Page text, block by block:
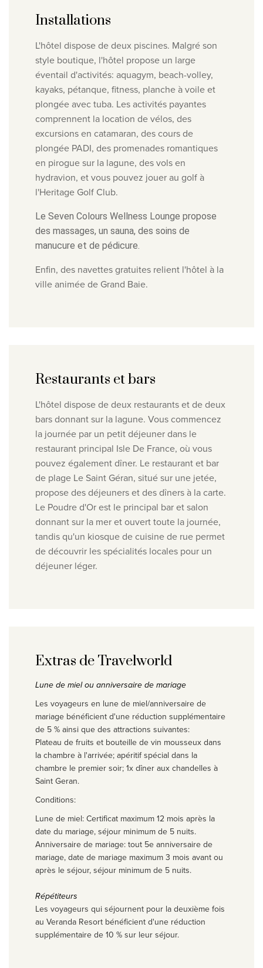
Installations
L'hôtel dispose de deux piscines. Malgré son
style boutique, l'hôtel propose un large
éventail d'activités: aquagym, beach-volley,
kayaks, pétanque, fitness, planche à voile et
plongée avec tuba. Les activités payantes
comprennent la location de vélos, des
excursions en catamaran, des cours de
plongée PADI, des promenades romantiques
en pirogue sur la lagune, des vols en
hydravion, et vous pouvez jouer au golf à
l'Heritage Golf Club.
Le Seven Colours Wellness Lounge propose
des massages, un sauna, des soins de
manucure et de pédicure.
Enfin, des navettes gratuites relient l'hôtel à la
ville animée de Grand Baie.
Restaurants et bars
L'hôtel dispose de deux restaurants et de deux
bars donnant sur la lagune. Vous commencez
la journée par un petit déjeuner dans le
restaurant principal Isle De France, où vous
pouvez également dîner. Le restaurant et bar
de plage Le Saint Géran, situé sur une jetée,
propose des déjeuners et des dîners à la carte.
Le Poudre d'Or est le principal bar et salon
donnant sur la mer et ouvert toute la journée,
tandis qu'un kiosque de cuisine de rue permet
de découvrir les spécialités locales pour un
déjeuner léger.
Extras de Travelworld
Lune de miel ou anniversaire de mariage
Les voyageurs en lune de miel/anniversaire de
mariage bénéficient d'une réduction supplémentaire
de 5 % ainsi que des attractions suivantes:
Plateau de fruits et bouteille de vin mousseux dans
la chambre à l'arrivée; apéritif spécial dans la
chambre le premier soir; 1x dîner aux chandelles à
Saint Geran.
Conditions:
Lune de miel: Certificat maximum 12 mois après la
date du mariage, séjour minimum de 5 nuits.
Anniversaire de mariage: tout 5e anniversaire de
mariage, date de mariage maximum 3 mois avant ou
après le séjour, séjour minimum de 5 nuits.
Répétiteurs
Les voyageurs qui séjournent pour la deuxième fois
au Veranda Resort bénéficient d'une réduction
supplémentaire de 10 % sur leur séjour.